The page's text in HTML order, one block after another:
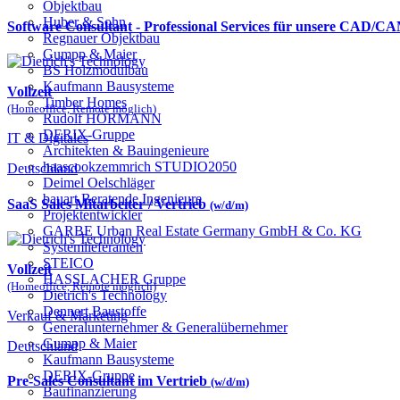
Objektbau
Huber & Sohn
Regnauer Objektbau
Gumpp & Maier
BS Holzmodulbau
Kaufmann Bausysteme
Timber Homes
Rudolf HÖRMANN
DERIX-Gruppe
Architekten & Bauingenieure
haascookzemmrich STUDIO2050
Deimel Oelschläger
bauart Beratende Ingenieure
Projektentwickler
GARBE Urban Real Estate Germany GmbH & Co. KG
Systemlieferanten
STEICO
HASSLACHER Gruppe
Dietrich's Technology
Dennert Baustoffe
Generalunternehmer & Generalübernehmer
Gumpp & Maier
Kaufmann Bausysteme
DERIX-Gruppe
Baufinanzierung
Software Consultant - Professional Services für unsere CAD/
Vollzeit
(Homeoffice, Remote möglich)
IT & Digitales
Deutschland
SaaS Sales Mitarbeiter / Vertrieb (w/d/m)
Vollzeit
(Homeoffice, Remote möglich)
Verkauf & Marketing
Deutschland
Pre-Sales Consultant im Vertrieb (w/d/m)